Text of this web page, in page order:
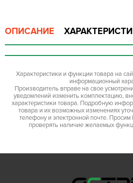
ОПИСАНИЕ
Характеристики и функции товара на
информационный
Производитель вправе на свое
уведомлений изменить комплектацию,
характеристики товара. Подробную
товара и их возможных изменениях
телефону и электронной почте.
проверять наличие желаемых